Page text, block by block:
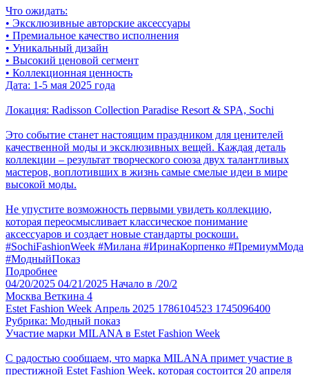
Что ожидать:
• Эксклюзивные авторские аксессуары
• Премиальное качество исполнения
• Уникальный дизайн
• Высокий ценовой сегмент
• Коллекционная ценность
Дата: 1-5 мая 2025 года
Локация: Radisson Collection Paradise Resort & SPA, Sochi
Это событие станет настоящим праздником для ценителей
качественной моды и эксклюзивных вещей. Каждая деталь
коллекции – результат творческого союза двух талантливых
мастеров, воплотивших в жизнь самые смелые идеи в мире
высокой моды.
Не упустите возможность первыми увидеть коллекцию,
которая переосмысливает классическое понимание
аксессуаров и создает новые стандарты роскоши.
#SochiFashionWeek #Милана #ИринаКорпенко #ПремиумМода
#МодныйПоказ
Подробнее
04/20/2025 04/21/2025 Начало в /20/2
Москва Веткина 4
Estet Fashion Week Апрель 2025 1786104523 1745096400
Рубрика: Модный показ
Участие марки MILANA в Estet Fashion Week
С радостью сообщаем, что марка MILANA примет участие в
престижной Estet Fashion Week, которая состоится 20 апреля